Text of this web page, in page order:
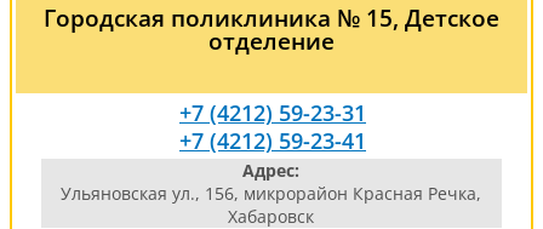
Городская поликлиника № 15, Детское
отделение
+7 (4212) 59-23-31
+7 (4212) 59-23-41
Адрес:
Ульяновская ул., 156, микрорайон Красная Речка,
Хабаровск